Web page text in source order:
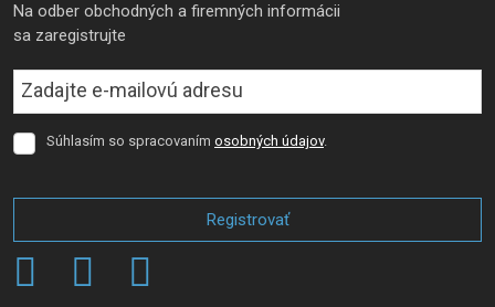
Na odber obchodných a firemných informácii
sa zaregistrujte
Súhlasím
osobných
Súhlasím so spracovaním osobných údajov.
Registrovať
Formulár